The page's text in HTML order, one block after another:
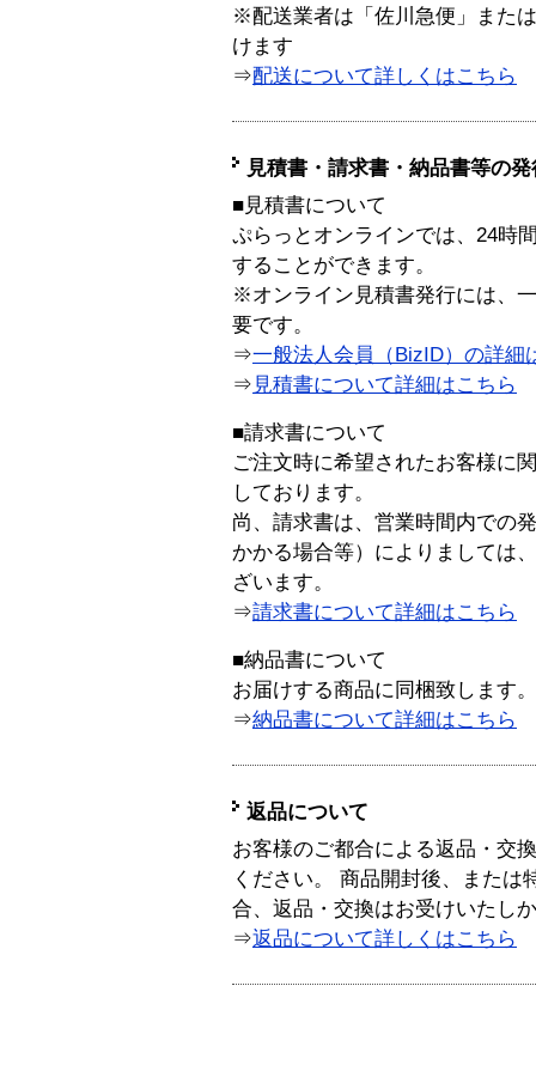
※配送業者は「佐川急便」また
けます
⇒配送について詳しくはこちら
見積書・請求書・納品書等の
■見積書について
ぷらっとオンラインでは、24時
することができます。
※オンライン見積書発行には、
要です。
⇒一般法人会員（BizID）の詳細
⇒ 見積書について詳細はこちら
■請求書について
ご注文時に希望されたお客様に
しております。
尚、請求書は、営業時間内での
かかる場合等）によりましては
ざいます。
⇒請求書について詳細はこちら
■納品書について
お届けする商品に同梱致します。
⇒納品書について詳細はこちら
返品について
お客様のご都合による返品・交
ください。 商品開封後、または
合、返品・交換はお受けいたし
⇒返品について詳しくはこちら